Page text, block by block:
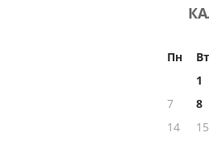
Пн Вт
1
7
8
14
15